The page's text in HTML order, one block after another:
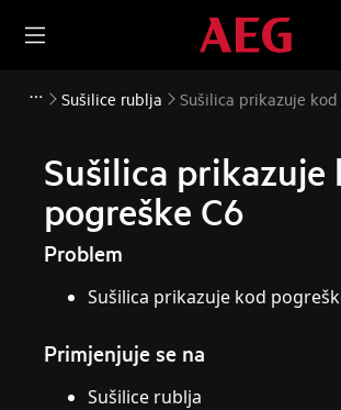
Sušilice rublja Sušilica prikazuje
Sušilica prikazuje
pogreške C6
Problem
Sušilica prikazuje kod
Primjenjuje se na
Sušilice rublja